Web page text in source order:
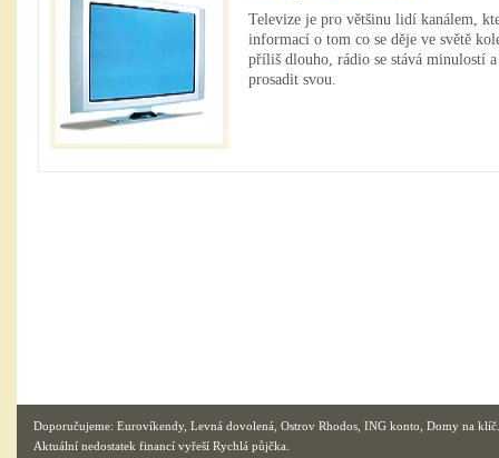
Televize je pro většinu lidí kanálem,
informací o tom co se děje ve světě
příliš dlouho, rádio se stává minulostí
prosadit svou.
Doporučujeme: Eurovíkendy, Levná dovolená Ostrov Rhodos ING konto Domy na klíč
Aktuální nedostatek financí vyřeší Rychlá půjčka